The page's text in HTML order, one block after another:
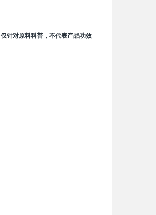
仅针对原料科普，不代表产品功效